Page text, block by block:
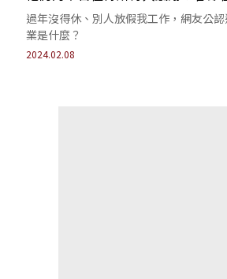
過年沒得休、別人放假我工作，網友公
業是什麼？
2024.02.08